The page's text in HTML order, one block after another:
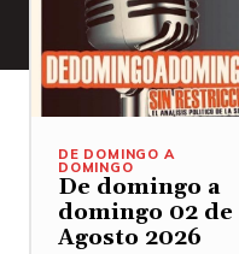
DE DOMINGO A
DOMINGO
De domingo a
domingo 02 de
Agosto 2026